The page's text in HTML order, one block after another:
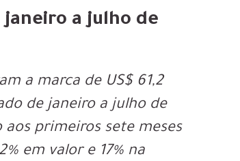
a julho de
a marca de US$ 61,2
de janeiro a julho de
primeiros sete meses
em valor e 17% na